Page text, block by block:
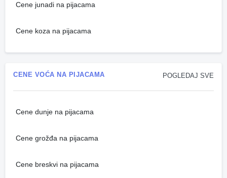
Cene junadi na pijacama
Cene koza na pijacama
POGLEDAJ SVE
CENE VOĆA NA PIJACAMA
Cene dunje na pijacama
Cene grožđa na pijacama
Cene breskvi na pijacama